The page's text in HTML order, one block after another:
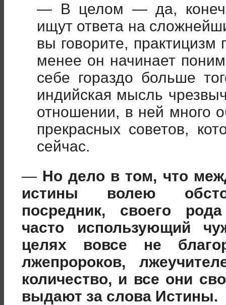
— В целом — да,
ищут ответа на
вы говорите, практицизм
менее он начинает
себе гораздо больше
индийская мысль
отношении, в ней много
прекрасных советов,
сейчас.
— Но дело в том, что
истины волею
посредник, своего
часто использующий
целях вовсе не
лжепророков,
количество, и все они
выдают за слова Истины.